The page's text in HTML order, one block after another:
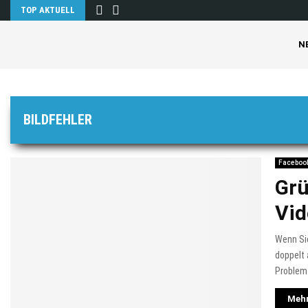
TOP AKTUELL
BILDFEHLER
Wenn
doppelt